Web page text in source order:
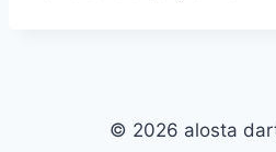
© 2026 alosta